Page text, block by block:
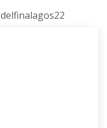
delfinalagos22